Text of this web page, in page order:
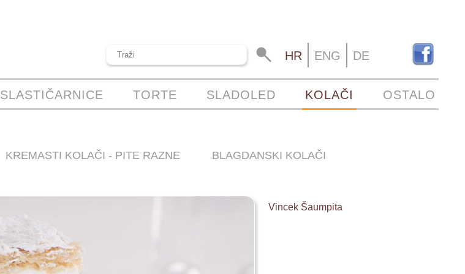
DE
ENG
HR
OSTALO
KOLAČI
SLADOLED
TORTE
SLASTIČARNICE
KREMASTI KOLAČI - PITE RAZNE
BLAGDANSKI KOLAČI
Vincek Šaumpita